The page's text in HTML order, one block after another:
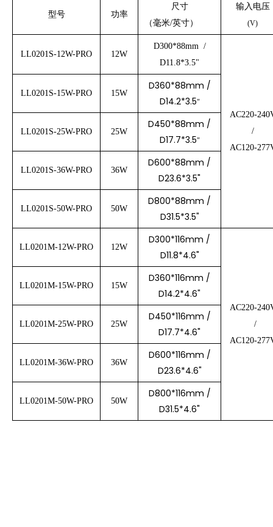
型号 功率
尺寸
（毫米/英寸）
输入电压
(V)
LL0201S-12W-PRO 12W
D300*88mm /
D11.8*3.5"
AC220-
/
AC120-
LL0201S-15W-PRO 15W
D360*88mm /
D14.2*3.5"
LL0201S-25W-PRO 25W
D450*88mm /
D17.7*3.5"
LL0201S-36W-PRO 36W
D600*88mm /
D23.6*3.5"
LL0201S-50W-PRO 50W
D800*88mm /
D31.5*3.5"
LL0201M-12W-PRO 12W
D300*116mm /
D11.8*4.6"
AC220-
/
AC120-
LL0201M-15W-PRO 15W
D360*116mm /
D14.2*4.6"
LL0201M-25W-PRO 25W
D450*116mm /
D17.7*4.6"
LL0201M-36W-PRO 36W
D600*116mm /
D23.6*4.6"
LL0201M-50W-PRO 50W
D800*116mm /
D31.5*4.6"